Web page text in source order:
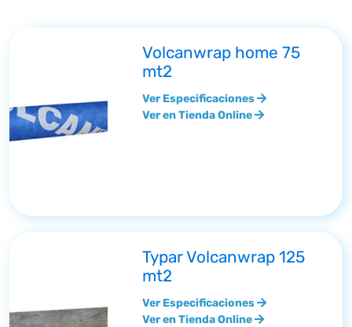
Volcanwrap home 75
mt2
Ver Especificaciones
Ver en Tienda Online
Typar Volcanwrap 125
mt2
Ver Especificaciones
Ver en Tienda Online